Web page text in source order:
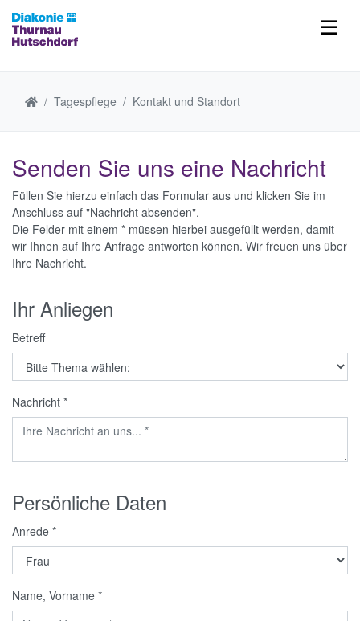
Tagespflege Kontakt und Standort
Senden Sie uns eine Nachricht
Füllen Sie hierzu einfach das Formular aus und klicken Sie im
Anschluss auf "Nachricht absenden".
Die Felder mit einem * müssen hierbei ausgefüllt werden, damit
wir Ihnen auf Ihre Anfrage antworten können. Wir freuen uns über
Ihre Nachricht.
Ihr Anliegen
Betreff
Nachricht *
Persönliche Daten
Anrede *
Name, Vorname *